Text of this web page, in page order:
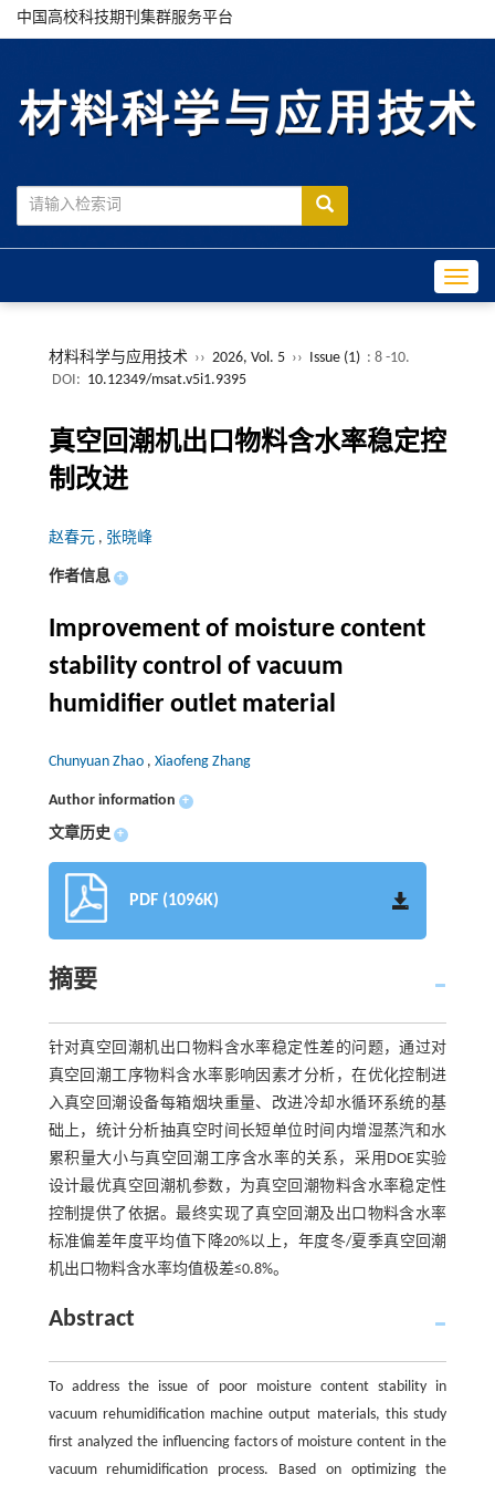
中国高校科技期刊集群服务平台
材料科学与应用技术 ›› 2026, Vol. 5 ›› Issue (1) : 8 -10.
DOI: 10.12349/msat.v5i1.9395
真空回潮机出口物料含水率稳定控
制改进
赵春元 , 张晓峰
作者信息 +
Improvement of moisture content
stability control of vacuum
humidifier outlet material
Chunyuan Zhao , Xiaofeng Zhang
Author information +
文章历史 +
PDF (1096K)
摘要
针对真空回潮机出口物料含水率稳定性差的问题，通过对
真空回潮工序物料含水率影响因素才分析，在优化控制进
入真空回潮设备每箱烟块重量、改进冷却水循环系统的基
础上，统计分析抽真空时间长短单位时间内增湿蒸汽和水
累积量大小与真空回潮工序含水率的关系，采用DOE实验
设计最优真空回潮机参数，为真空回潮物料含水率稳定性
控制提供了依据。最终实现了真空回潮及出口物料含水率
标准偏差年度平均值下降20%以上，年度冬/夏季真空回潮
机出口物料含水率均值极差≤0.8%。
Abstract
To address the issue of poor moisture content stability in
vacuum rehumidification machine output materials, this study
first analyzed the influencing factors of moisture content in the
vacuum rehumidification process. Based on optimizing the